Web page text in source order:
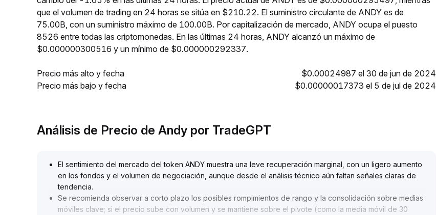
que el volumen de trading en 24 horas se sitúa en $210.22. El suministro circulante de ANDY es de
75.00B, con un suministro máximo de 100.00B. Por capitalización de mercado, ANDY ocupa el puesto
8526 entre todas las criptomonedas. En las últimas 24 horas, ANDY alcanzó un máximo de
$0.000000300516 y un mínimo de $0.000000292337.
Precio más alto y fecha
$0.00024987 el 30 de jun de 2024
Precio más bajo y fecha
$0.00000017373 el 5 de jul de 2024
Análisis de Precio de Andy por TradeGPT
El sentimiento del mercado del token ANDY muestra una leve recuperación marginal, con un ligero aumento
en los fondos y el volumen de negociación, aunque desde el análisis técnico aún faltan señales claras de
tendencia.
Se recomienda observar a corto plazo los posibles rompimientos de rango y la consolidación sobre medias
móviles clave; si el precio sube con volumen y se mantiene sobre el pivote (como la media móvil de 30